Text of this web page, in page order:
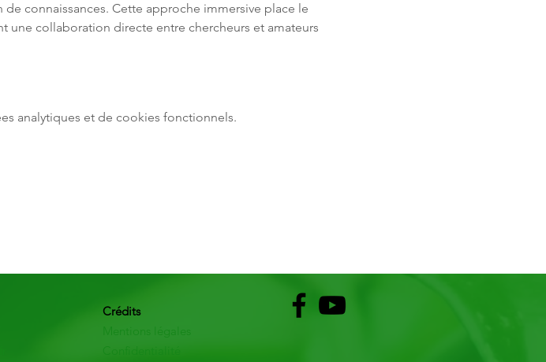
connaissances. Cette approche immersive place le
une collaboration directe entre chercheurs et amateurs
analytiques et de cookies fonctionnels.
Crédits